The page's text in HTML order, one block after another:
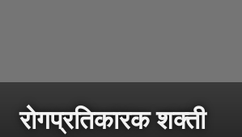
रोगप्रतिकारक शक्ती